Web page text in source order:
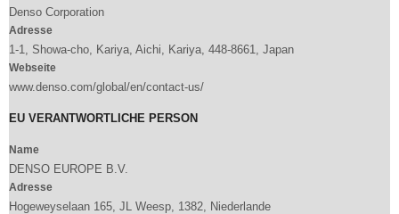
Denso Corporation
Adresse
1-1, Showa-cho, Kariya, Aichi, Kariya, 448-8661, Japan
Webseite
www.denso.com/global/en/contact-us/
EU VERANTWORTLICHE PERSON
Name
DENSO EUROPE B.V.
Adresse
Hogeweyselaan 165, JL Weesp, 1382, Niederlande